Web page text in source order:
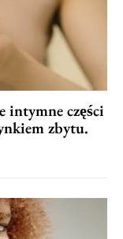
intymne części
zbytu.